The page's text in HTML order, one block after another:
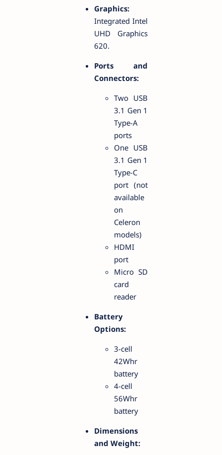
Graphics:
Integrated Intel
UHD Graphics
620.
Ports and
Connectors:
Two USB
3.1 Gen 1
Type-A
ports
One USB
3.1 Gen 1
Type-C
port (not
available
on
Celeron
models)
HDMI
port
Micro SD
card
reader
Battery
Options:
3-cell
42Whr
battery
4-cell
56Whr
battery
Dimensions
and Weight: